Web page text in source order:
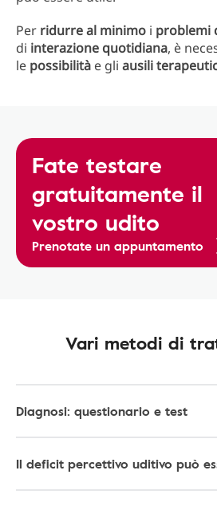
Per ridurre al minimo i problemi
di interazione quotidiana, è
le possibilità e gli ausili
Fate testare
gratuitamente il
vostro udito
Prenotate un appuntamento
Vari metodi di
Diagnosi: questionario e test
Il deficit percettivo uditivo può